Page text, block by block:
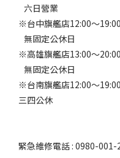
六日營業
※台中旗艦店12:00～19:00
無固定公休日
※高雄旗艦店13:00～20:00
無固定公休日
※台南旗艦店12:00～19:00
三四公休
緊急維修電話 : 0980-001-